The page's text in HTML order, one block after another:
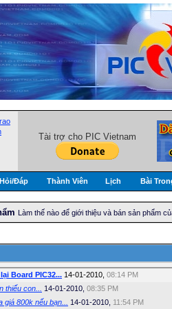
Tài trợ cho PIC Vietnam
Hỏi/Ðáp Thành Viên Lịch Bài
Làm thế nào để giới thiệu và bán sản phẩm
Board PIC32... 14-01-2010, 08:14 PM
thiếu con... 14-01-2010, 08:35 PM
giá 800k nếu bạn... 14-01-2010, 11:54 PM